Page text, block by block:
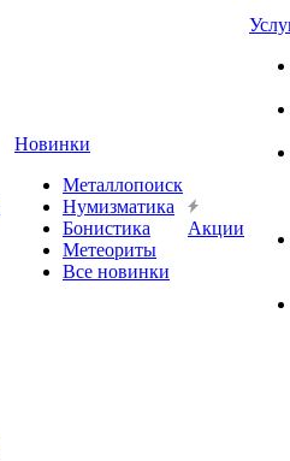
Новинки
Металлопоиск
Нумизматика
Бонистика
Метеориты
Все новинки
Акции